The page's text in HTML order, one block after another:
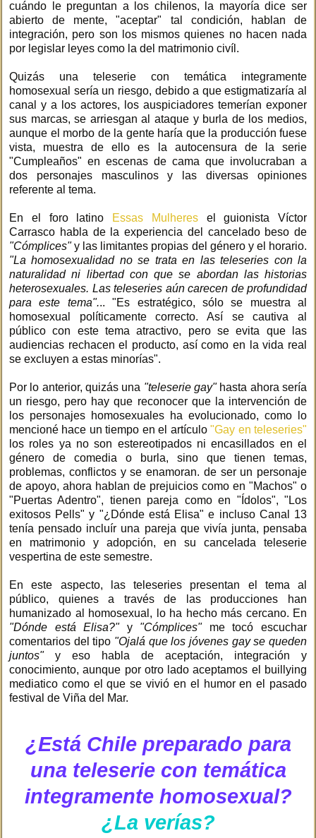
cuándo le preguntan a los chilenos, la mayoría dice ser
abierto de mente, "aceptar" tal condición, hablan de
integración, pero son los mismos quienes no hacen nada
por legislar leyes como la del matrimonio civíl.
Quizás una teleserie con temática integramente
homosexual sería un riesgo, debido a que estigmatizaría al
canal y a los actores, los auspiciadores temerían exponer
sus marcas, se arriesgan al ataque y burla de los medios,
aunque el morbo de la gente haría que la producción fuese
vista, muestra de ello es la autocensura de la serie
"Cumpleaños" en escenas de cama que involucraban a
dos personajes masculinos y las diversas opiniones
referente al tema.
En el foro latino Essas Mulheresel guionista Víctor
Carrasco habla de la experiencia del cancelado beso de
"Cómplices"y las limitantes propias del género y el horario.
"La homosexualidad no se trata en las teleseries con la
naturalidad ni libertad con que se abordan las historias
heterosexuales. Las teleseries aún carecen de profundidad
para este tema"... "Es estratégico, sólo se muestra al
homosexual políticamente correcto. Así se cautiva al
público con este tema atractivo, pero se evita que las
audiencias rechacen el producto, así como en la vida real
se excluyen a estas minorías".
Por lo anterior, quizás una "teleserie gay"hasta ahora sería
un riesgo, pero hay que reconocer que la intervención de
los personajes homosexuales ha evolucionado, como lo
mencioné hace un tiempo en el artículo"Gay en teleseries"
los roles ya no son estereotipados ni encasillados en el
género de comedia o burla, sino que tienen temas,
problemas, conflictos y se enamoran. de ser un personaje
de apoyo, ahora hablan de prejuicios como en "Machos" o
"Puertas Adentro", tienen pareja como en "Ídolos", "Los
exitosos Pells" y "¿Dónde está Elisa" e incluso Canal 13
tenía pensado incluír una pareja que vivía junta, pensaba
en matrimonio y adopción, en su cancelada teleserie
vespertina de este semestre.
En este aspecto, las teleseries presentan el tema al
público, quienes a través de las producciones han
humanizado al homosexual, lo ha hecho más cercano. En
"Dónde está Elisa?"y "Cómplices"me tocó escuchar
comentarios del tipo "Ojalá que los jóvenes gay se queden
juntos"y eso habla de aceptación, integración y
conocimiento, aunque por otro lado aceptamos el buillying
mediatico como el que se vivió en el humor en el pasado
festival de Viña del Mar.
¿Está Chile preparado para
una teleserie con temática
integramente homosexual?
¿La verías?